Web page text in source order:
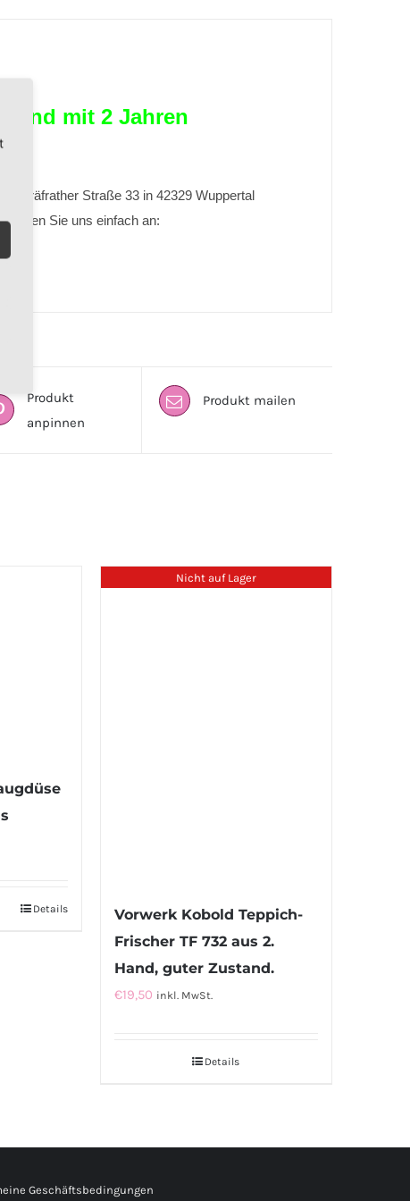
mit 2 Jahren
Gräfrather Straße 33 in 42329 Wuppertal
Sie uns einfach an:
Produkt
anpinnen
Produkt mailen
Details
Nicht auf Lager
Vorwerk Kobold Teppich-
Frischer TF 732 aus 2.
Hand, guter Zustand.
€19,50 inkl. MwSt.
Details
Geschäftsbedingungen